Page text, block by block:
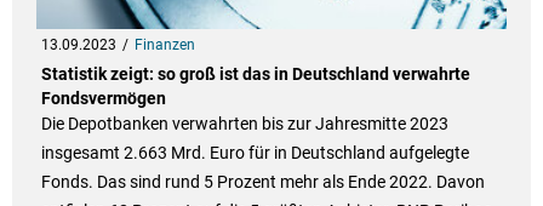
13.09.2023 Finanzen
Statistik zeigt: so groß ist das in Deutschland verwahrte
Fondsvermögen
Die Depotbanken verwahrten bis zur Jahresmitte 2023
insgesamt 2.663 Mrd. Euro für in Deutschland aufgelegte
Fonds. Das sind rund 5 Prozent mehr als Ende 2022. Davon